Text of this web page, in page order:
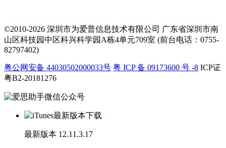
©2010-2026 深圳市为爱普信息技术有限公司 广东省深圳市南
山区科技园中区科兴科学园A栋4单元709室 (前台电话：0755-
82797402)
粤公网安备 44030502000033号 粤 ICP 备 09173600 号 -8 ICP证
粤B2-20181276
最新版本 12.11.3.17